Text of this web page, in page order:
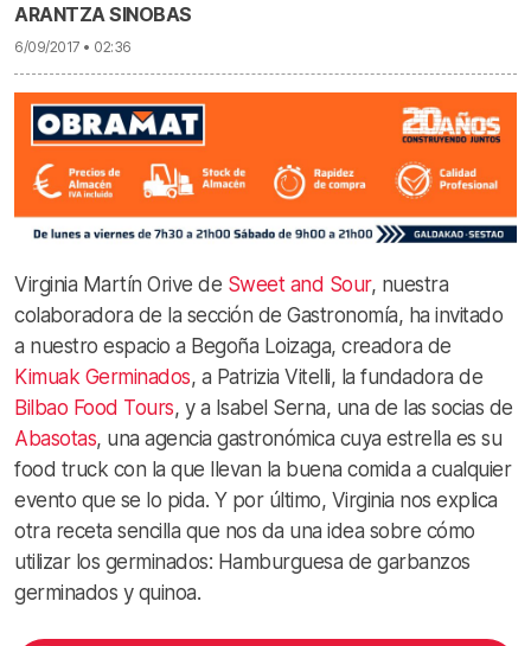
ARANTZA SINOBAS
6/09/2017 • 02:36
Virginia Martín Orive de Sweet and Sour, nuestra
colaboradora de la sección de Gastronomía, ha invitado
a nuestro espacio a Begoña Loizaga, creadora de
Kimuak Germinados, a Patrizia Vitelli, la fundadora de
Bilbao Food Tours, y a Isabel Serna, una de las socias de
Abasotas, una agencia gastronómica cuya estrella es su
food truck con la que llevan la buena comida a cualquier
evento que se lo pida. Y por último, Virginia nos explica
otra receta sencilla que nos da una idea sobre cómo
utilizar los germinados: Hamburguesa de garbanzos
germinados y quinoa.